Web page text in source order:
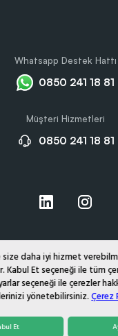
daha iyi hizmet
Kabul Et seçeneği ile tüm
seçeneği ile çerezler
yönetebilirsiniz.Çerez
Et
Whatsapp Destek Hattı
0850 241 18 81
Müşteri Hizmetleri
0850 241 18 81
. TÜM HAKLARI
Gizlilik ve Çerez
Kişisel Verilerin